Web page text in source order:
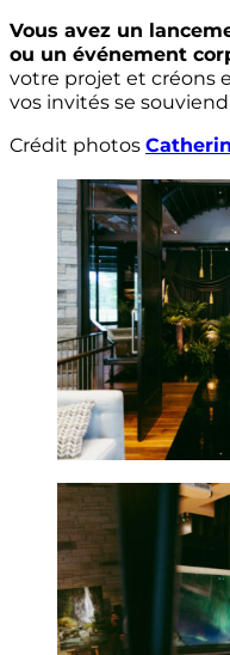
Vous avez un
ou un événement
votre projet et créons
vos invités se
Crédit photos